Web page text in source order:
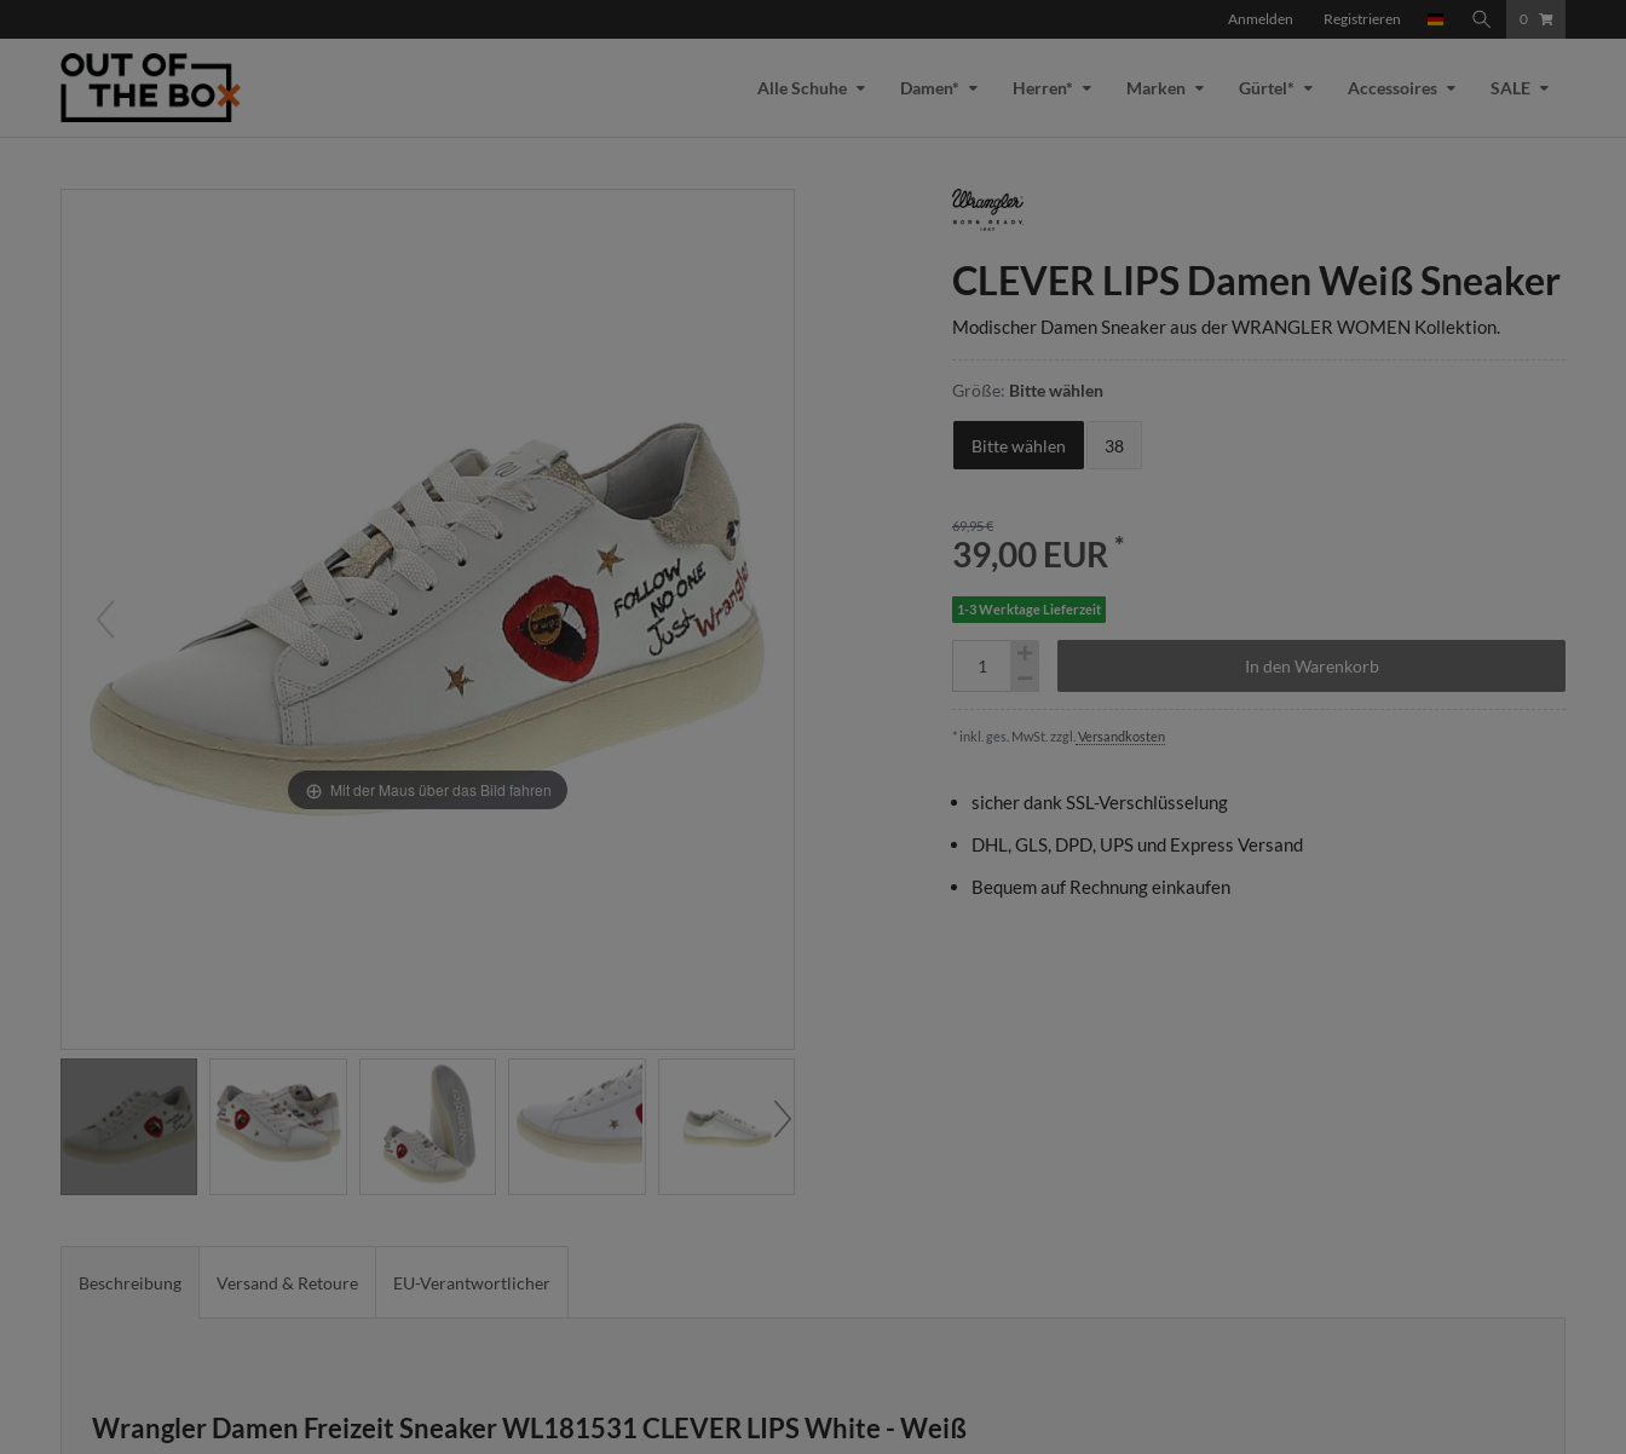
Anmelden Registrieren 0
Alle Schuhe Damen* Herren* Marken Gürtel* Accessoires SALE
Mit der Maus über das Bild fahren
CLEVER LIPS Damen Weiß Sneaker
Modischer Damen Sneaker aus der WRANGLER WOMEN Kollektion.
Größe: Bitte wählen
Bitte wählen 38
69,95 €
39,00 EUR *
1-3 Werktage Lieferzeit
In den Warenkorb
* inkl. ges. MwSt. zzgl. Versandkosten
sicher dank SSL-Verschlüsselung
DHL, GLS, DPD, UPS und Express Versand
Bequem auf Rechnung einkaufen
Beschreibung Versand & Retoure EU-Verantwortlicher
Wrangler Damen Freizeit Sneaker WL181531 CLEVER LIPS White - Weiß